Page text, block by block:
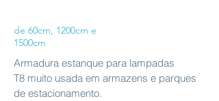
de 60cm, 1200cm e
1500cm
Armadura estanque para lampadas
T8 muito usada em armazens e parques
de estacionamento.